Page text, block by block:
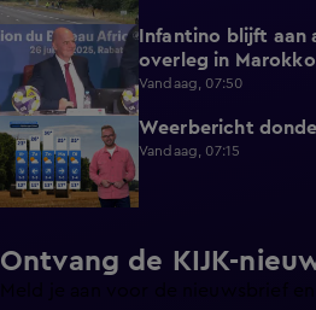
0:29
Infantino blijft aan
overleg in Marokko
Vandaag, 07:50
2:20 Weerbericht
Vandaag, 07:15
Ontvang de KIJK-